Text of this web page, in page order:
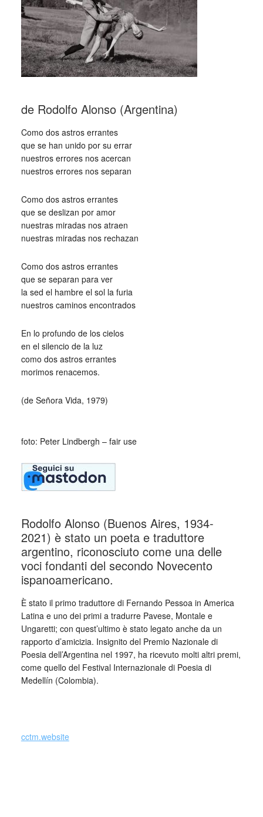
de Rodolfo Alonso (Argentina)
Como dos astros errantes
que se han unido por su errar
nuestros errores nos acercan
nuestros errores nos separan
Como dos astros errantes
que se deslizan por amor
nuestras miradas nos atraen
nuestras miradas nos rechazan
Como dos astros errantes
que se separan para ver
la sed el hambre el sol la furia
nuestros caminos encontrados
En lo profundo de los cielos
en el silencio de la luz
como dos astros errantes
morimos renacemos.
(de Señora Vida, 1979)
foto: Peter Lindbergh – fair use
Rodolfo Alonso (Buenos Aires, 1934-
2021) è stato un poeta e traduttore
argentino, riconosciuto come una delle
voci fondanti del secondo Novecento
ispanoamericano.
È stato il primo traduttore di Fernando Pessoa in America
Latina e uno dei primi a tradurre Pavese, Montale e
Ungaretti; con quest’ultimo è stato legato anche da un
rapporto d’amicizia. Insignito del Premio Nazionale di
Poesia dell’Argentina nel 1997, ha ricevuto molti altri premi,
come quello del Festival Internazionale di Poesia di
Medellín (Colombia).
cctm.website